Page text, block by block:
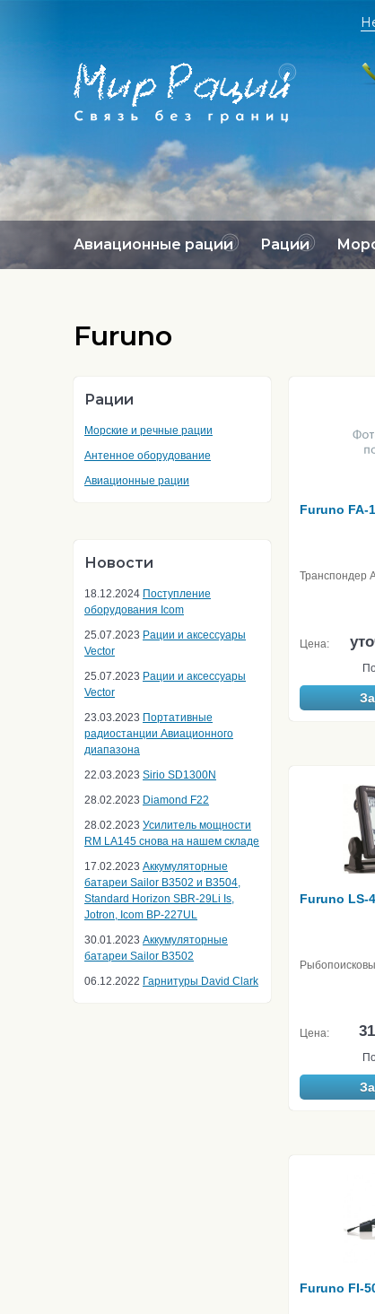
Авиационные рации Рации
Furuno
Рации
Морские и речные рации
Антенное оборудование
Авиационные рации
Новости
18.12.2024 Поступление
оборудования Icom
25.07.2023 Рации и аксессуары
Vector
25.07.2023 Рации и аксессуары
Vector
23.03.2023 Портативные
радиостанции Авиационного
диапазона
22.03.2023 Sirio SD1300N
28.02.2023 Diamond F22
28.02.2023 Усилитель мощности
RM LA145 снова на нашем складе
17.02.2023 Аккумуляторные
батареи Sailor B3502 и B3504,
Standard Horizon SBR-29Li Is,
Jotron, Icom BP-227UL
30.01.2023 Аккумуляторные
батареи Sailor B3502
06.12.2022 Гарнитуры David Clark
Furuno FA-
Транспондер
Цена:
Furuno LS-
Цена:
Furuno FI-